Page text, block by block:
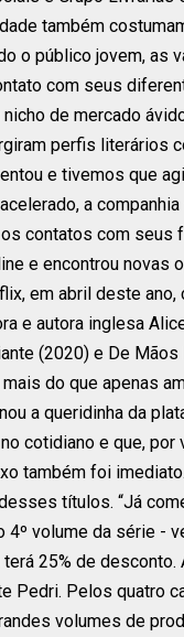
também
o público jovem, as
com seus
de mercado
perfis
e tivemos que
a
contatos com
e encontrou novas
em abril deste
e autora inglesa
(2020) e De
do que apenas
a queridinha da
cotidiano e que,
também foi
títulos. “Já
4º volume da série -
25% de
Pedri. Pelos quatro
volumes de